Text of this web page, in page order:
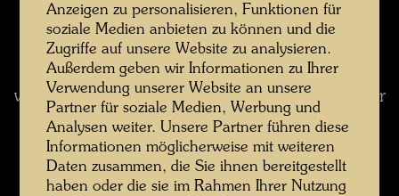
Hundertwassers Kommentar zum Werk
Ich bin oft stundenlang im Wienerwald
gewandert, bis ich ein Motiv fand, das würdig
war abgezeichnet zu werden.(aus: Hundertwasser
1928-2000, Catalogue Raisonné, Bd. 2,
Taschen, Köln 2002, S. 74)
Anzeigen zu personalisieren, Funktionen für
soziale Medien anbieten zu können und die
Zugriffe auf unsere Website zu analysieren.
Außerdem geben wir Informationen zu Ihrer
Verwendung unserer Website an unsere
Partner für soziale Medien, Werbung und
Analysen weiter. Unsere Partner führen diese
Informationen möglicherweise mit weiteren
Daten zusammen, die Sie ihnen bereitgestellt
haben oder die sie im Rahmen Ihrer Nutzung